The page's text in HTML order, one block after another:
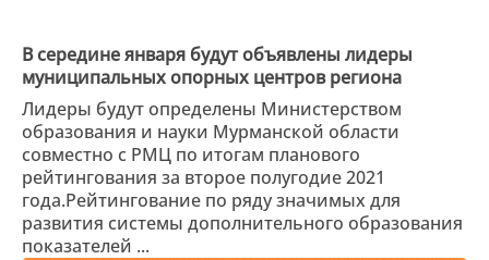
В середине января будут объявлены лидеры
муниципальных опорных центров региона
Лидеры будут определены Министерством
образования и науки Мурманской области
совместно с РМЦ по итогам планового
рейтингования за второе полугодие 2021
года.Рейтингование по ряду значимых для
развития системы дополнительного образования
показателей ...